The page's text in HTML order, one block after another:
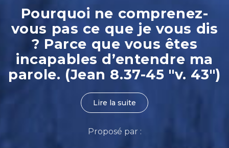
Pourquoi ne comprenez-
vous pas ce que je vous dis
? Parce que vous êtes
incapables d’entendre ma
parole. (Jean 8.37-45 "v. 43")
Lire la suite
Proposé par :